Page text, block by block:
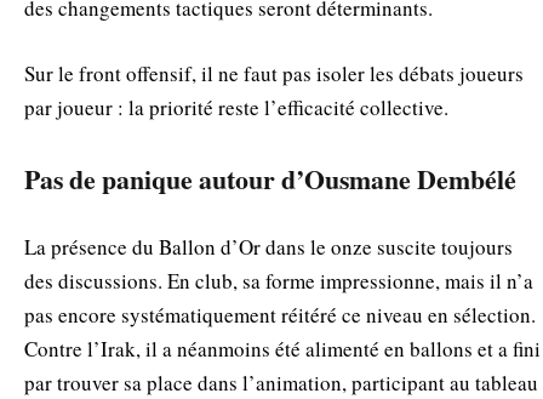
des changements tactiques seront déterminants.
Sur le front offensif, il ne faut pas isoler les débats joueurs
par joueur : la priorité reste l’efficacité collective.
Pas de panique autour d’Ousmane Dembélé
La présence du Ballon d’Or dans le onze suscite toujours
des discussions. En club, sa forme impressionne, mais il n’a
pas encore systématiquement réitéré ce niveau en sélection.
Contre l’Irak, il a néanmoins été alimenté en ballons et a fini
par trouver sa place dans l’animation, participant au tableau